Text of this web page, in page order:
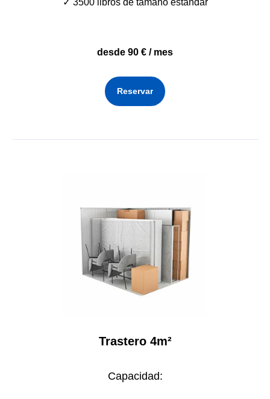
✓ 3500 libros de tamaño estándar
desde 90 € / mes
Reservar
Trastero 4m²
Capacidad: